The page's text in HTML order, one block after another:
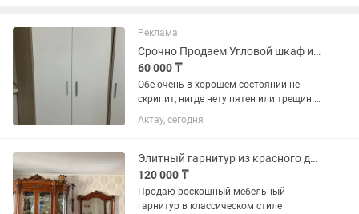
Реклама
Срочно Продаем Угловой шкаф и однодверный шкафчик
60 000 ₸
Обе очень в хорошем состоянии не
скрипит, нигде нету пятен или трещин.
Купили 3года назад за 350тыс. тг
Актау, сегодня
Элитный гарнитур из красного дерева роскошная витрина и комод с зеркалом
120 000 ₸
Продаю роскошный мебельный
гарнитур в классическом стиле